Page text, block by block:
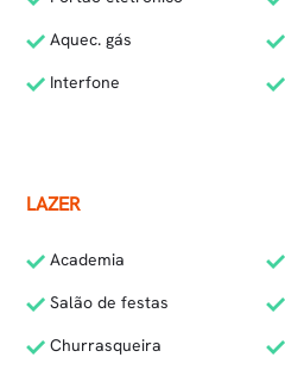
Aquec. gás
Interfone
LAZER
Academia
Salão de festas
Churrasqueira